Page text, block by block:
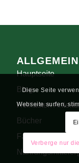
ALLGEMEIN
Hauptseite
Blog
Heilfasten
Bücher
Fastenkuren
Diese Seite
Webseite surfen,
Verberge nur